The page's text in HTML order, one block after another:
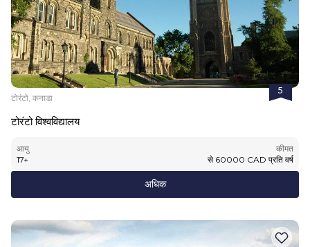
5
टोरंटो, कनाडा
टोरंटो विश्वविद्यालय
आयु
17+
कीमत
से 60000 CAD प्रति वर्ष
अधिक